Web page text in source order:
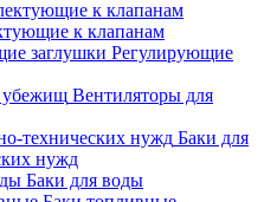
к клапанам
Регулирующие
Вентиляторы для
Баки для
нужд
Баки для воды